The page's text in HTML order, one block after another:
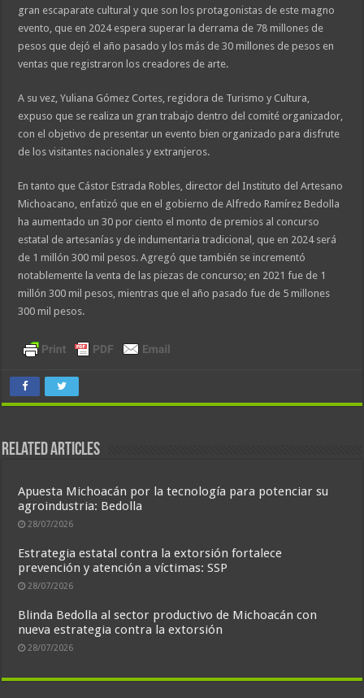
gran escaparate cultural y que son los protagonistas de este magno
evento, que en 2024 espera superar la derrama de 78 millones de
pesos que dejó el año pasado y los más de 30 millones de pesos en
ventas que registraron los creadores de arte.
A su vez, Yuliana Gómez Cortes, regidora de Turismo y Cultura,
expuso que se realiza un gran trabajo dentro del comité organizador,
con el objetivo de presentar un evento bien organizado para disfrute
de los visitantes nacionales y extranjeros.
En tanto que Cástor Estrada Robles, director del Instituto del Artesano
Michoacano, enfatizó que en el gobierno de Alfredo Ramírez Bedolla
ha aumentado un 30 por ciento el monto de premios al concurso
estatal de artesanías y de indumentaria tradicional, que en 2024 será
de 1 millón 300 mil pesos. Agregó que también se incrementó
notablemente la venta de las piezas de concurso; en 2021 fue de 1
millón 300 mil pesos, mientras que el año pasado fue de 5 millones
300 mil pesos.
Related Articles
Apuesta Michoacán por la tecnología para potenciar su
agroindustria: Bedolla
28/07/2026
Estrategia estatal contra la extorsión fortalece
prevención y atención a víctimas: SSP
28/07/2026
Blinda Bedolla al sector productivo de Michoacán con
nueva estrategia contra la extorsión
28/07/2026